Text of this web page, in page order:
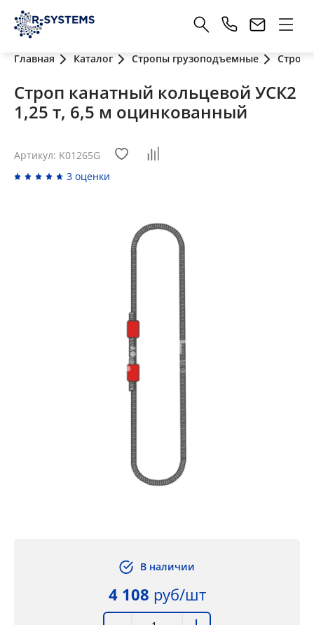
Главная Каталог Стропы грузоподъемные
Строп канатный кольцевой УСК2
1,25 т, 6,5 м оцинкованный
Артикул: K01265G
3 оценки
В наличии
4 108 руб/шт